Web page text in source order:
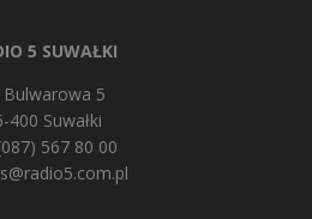
5 SUWAŁKI
Bulwarowa 5
400 Suwałki
567 80 00